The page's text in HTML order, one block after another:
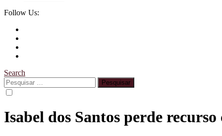
Follow Us:
Search
Pesquisar
por:
Isabel dos Santos perde